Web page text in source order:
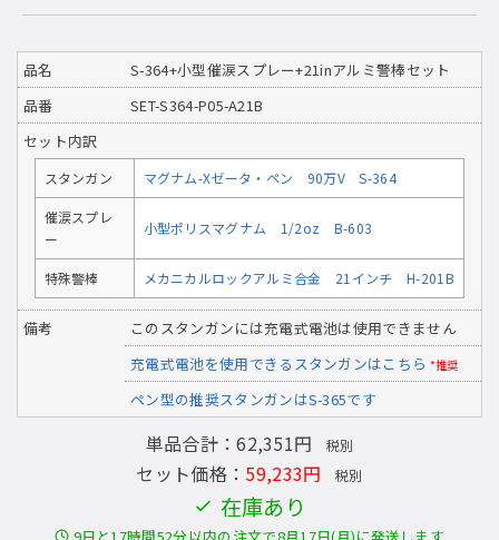
品名
S-364+小型催涙スプレー+21inアルミ警棒セット
品番
SET-S364-P05-A21B
セット内訳
スタンガン マグナム-Xゼータ・ペン 90万V S-364
催涙スプレ
ー
小型ポリスマグナム 1/2oz B-603
特殊警棒 メカニカルロックアルミ合金 21インチ H-201B
備考
このスタンガンには充電式電池は使用できません
充電式電池を使用できるスタンガンはこちら *推奨
ペン型の推奨スタンガンはS-365です
単品合計：62,351円 税別
セット価格： 59,233円 税別
在庫あり
9日と17時間52分以内の注文で8月17日(月)に発送します